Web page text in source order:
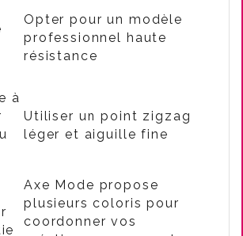
Opter pour un modèle
professionnel haute
résistance
à
Utiliser un point zigzag
léger et aiguille fine
Axe Mode propose
plusieurs coloris pour
coordonner vos